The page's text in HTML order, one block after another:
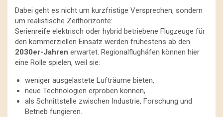
Dabei geht es nicht um kurzfristige Versprechen, sondern
um realistische Zeithorizonte:
Serienreife elektrisch oder hybrid betriebene Flugzeuge für
den kommerziellen Einsatz werden frühestens ab den
2030er-Jahren erwartet. Regionalflughäfen können hier
eine Rolle spielen, weil sie:
weniger ausgelastete Lufträume bieten,
neue Technologien erproben können,
als Schnittstelle zwischen Industrie, Forschung und
Betrieb fungieren.